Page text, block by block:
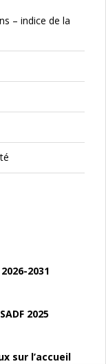
– indice de la
2031
2025
sur l’accueil